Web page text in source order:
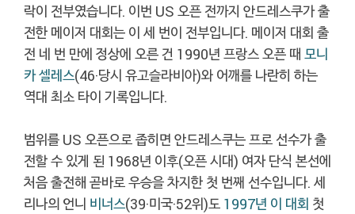
락이 전부였습니다. 이번 US 오픈 전까지 안드레스쿠가 출
전한 메이저 대회는 이 세 번이 전부입니다. 메이저 대회 출
전 네 번 만에 정상에 오른 건 1990년 프랑스 오픈 때 모니
카 셀레스(46·당시 유고슬라비아)와 어깨를 나란히 하는
역대 최소 타이 기록입니다.
범위를 US 오픈으로 좁히면 안드레스쿠는 프로 선수가 출
전할 수 있게 된 1968년 이후(오픈 시대) 여자 단식 본선에
처음 출전해 곧바로 우승을 차지한 첫 번째 선수입니다. 세
리나의 언니 비너스(39·미국·52위)도 1997년 이 대회 첫